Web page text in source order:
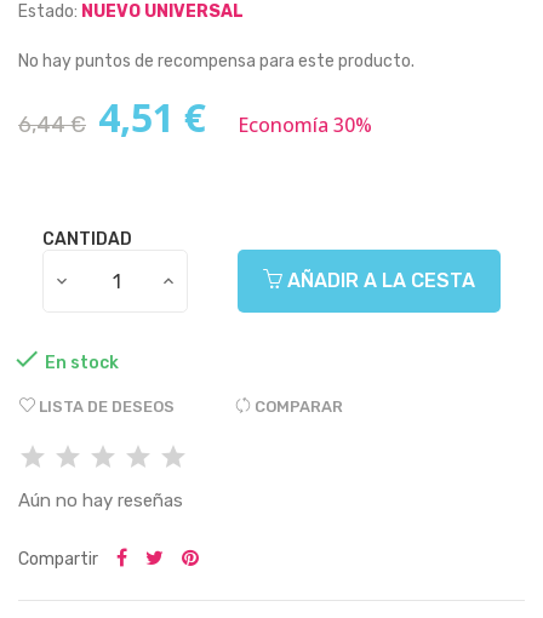
Estado: NUEVO UNIVERSAL
No hay puntos de recompensa para este producto.
6,44 € 4,51 € Economía 30%
CANTIDAD
AÑADIR A LA CESTA
 En stock
LISTA DE DESEOS COMPARAR
Aún no hay reseñas
Compartir